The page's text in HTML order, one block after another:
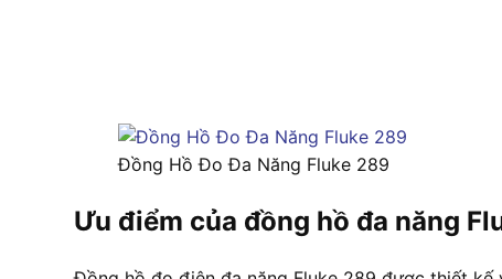
Đồng Hồ Đo Đa Năng Fluke 289
Ưu điểm của đồng hồ đa năng